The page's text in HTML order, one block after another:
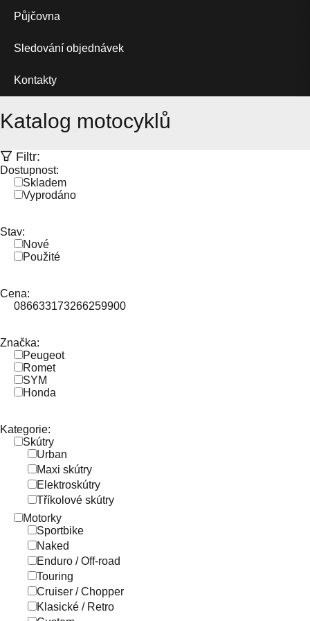
Půjčovna
Sledování objednávek
Kontakty
Katalog motocyklů
Filtr:
Dostupnost:
Skladem
Vyprodáno
Stav:
Nové
Použité
Cena:
086633173266259900
Značka:
Peugeot
Romet
SYM
Honda
Kategorie:
Skútry
Urban
Maxi skútry
Elektroskútry
Tříkolové skútry
Motorky
Sportbike
Naked
Enduro / Off-road
Touring
Cruiser / Chopper
Klasické / Retro